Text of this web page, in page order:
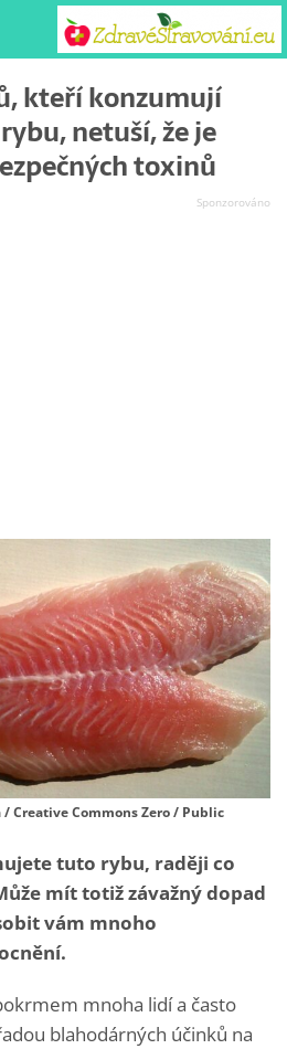
kteří konzumují
netuší, že je
toxinů
Creative Commons Zero / Public
tuto rybu, raději co
mít totiž závažný dopad
vám mnoho
mnoha lidí a často
blahodárných účinků na